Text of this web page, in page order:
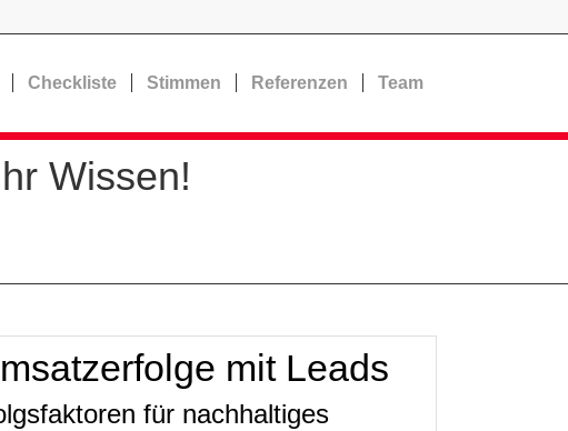
Checkliste Stimmen Referenzen Team
Wissen!
mit Leads
für nachhaltiges